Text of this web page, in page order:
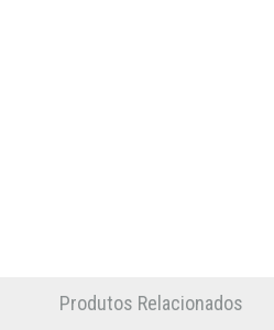
Produtos Relacionados